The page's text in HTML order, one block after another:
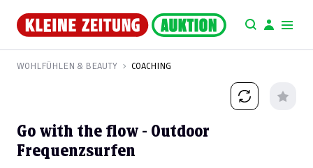
WOHLFÜHLEN & BEAUTY COACHING
Go with the flow - Outdoor
Frequenzsurfen